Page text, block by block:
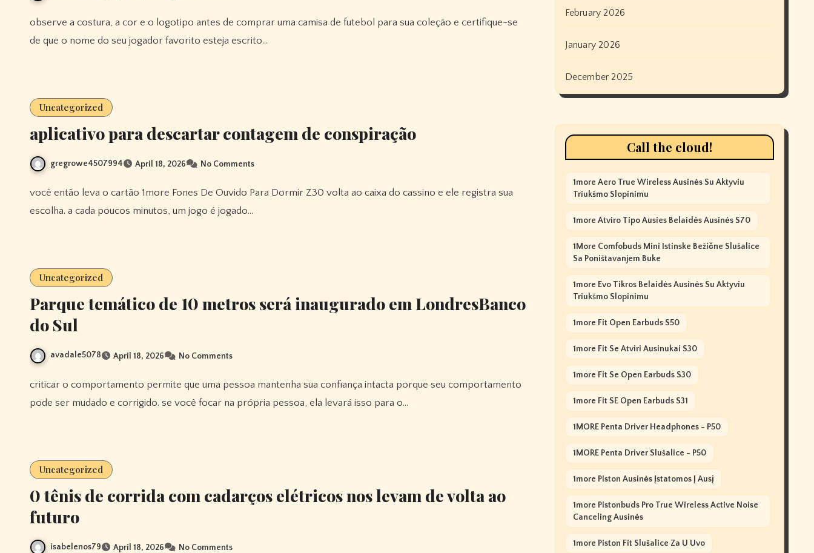
observe a costura, a cor e o logotipo antes de comprar uma camisa de futebol para sua coleção e certifique-se
de que o nome do seu jogador favorito esteja escrito…
Uncategorized
aplicativo para descartar contagem de conspiração
gregrowe4507994 April 18, 2026 No Comments
você então leva o cartão 1more Fones De Ouvido Para Dormir Z30 volta ao caixa do cassino e ele registra sua
escolha. a cada poucos minutos, um jogo é jogado…
Uncategorized
Parque temático de 10 metros será inaugurado em LondresBanco
do Sul
avadale5078 April 18, 2026 No Comments
criticar o comportamento permite que uma pessoa mantenha sua confiança intacta porque seu comportamento
pode ser mudado e corrigido. se você focar na própria pessoa, ela levará isso para o…
Uncategorized
0 tênis de corrida com cadarços elétricos nos levam de volta ao
futuro
isabelenos79 April 18, 2026 No Comments
February 2026
January 2026
December 2025
Call the cloud!
1more Aero True Wireless Ausinės Su Aktyviu
Triukšmo Slopinimu
1more Atviro Tipo Ausies Belaidės Ausinės S70
1More Comfobuds Mini Istinske Bežične Slušalice
Sa Poništavanjem Buke
1more Evo Tikros Belaidės Ausinės Su Aktyviu
Triukšmo Slopinimu
1more Fit Open Earbuds S50
1more Fit Se Atviri Ausinukai S30
1more Fit Se Open Earbuds S30
1more Fit SE Open Earbuds S31
1MORE Penta Driver Headphones - P50
1MORE Penta Driver Slušalice - P50
1more Piston Ausinės Įstatomos Į Ausį
1more Pistonbuds Pro True Wireless Active Noise
Canceling Ausinės
1more Piston Fit Slušalice Za U Uvo